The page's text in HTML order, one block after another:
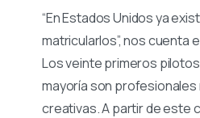
“En Estados Unidos ya
matricularlos”, nos cuenta
Los veinte primeros
mayoría son profesionales
creativas. A partir de este